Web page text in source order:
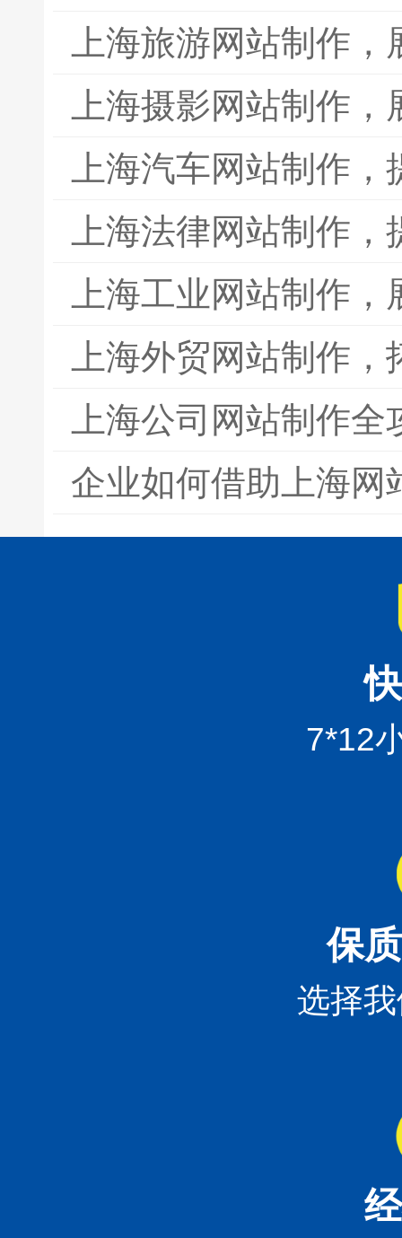
上海旅游网站制作
上海摄影网站制作
上海汽车网站制作
上海法律网站制作
上海工业网站制作
上海外贸网站制作
上海公司网站制作
企业如何借助上海网
7*12
保
选择